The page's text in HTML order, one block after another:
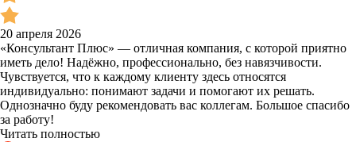
20 апреля 2026
«Консультант Плюс» — отличная компания, с которой приятно
иметь дело! Надёжно, профессионально, без навязчивости.
Чувствуется, что к каждому клиенту здесь относятся
индивидуально: понимают задачи и помогают их решать.
Однозначно буду рекомендовать вас коллегам. Большое спасибо
за работу!
Читать полностью